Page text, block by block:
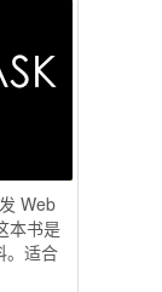
Web
本书是
。适合